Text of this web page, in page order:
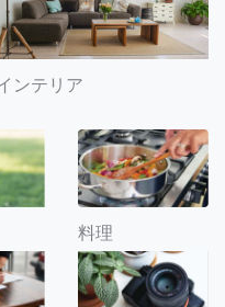
ンテリア
料理